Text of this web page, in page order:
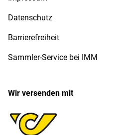
Datenschutz
Barrierefreiheit
Sammler-Service bei IMM
Wir versenden mit